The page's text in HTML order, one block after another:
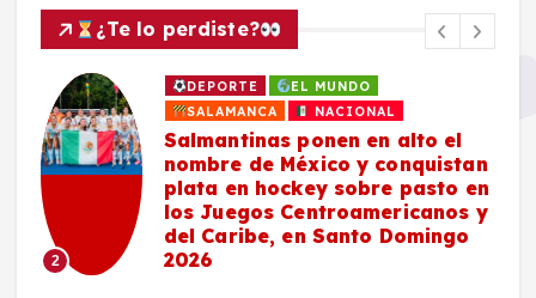
¿Te lo perdiste?
2
DEPORTE
EL MUNDO
SALAMANCA
NACIONAL
Salmantinas ponen en alto el
nombre de México y conquistan
plata en hockey sobre pasto en
los Juegos Centroamericanos y
del Caribe, en Santo Domingo
2026